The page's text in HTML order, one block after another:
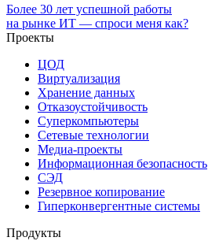
Более 30 лет успешной работы
на рынке ИТ — спроси меня как?
Проекты
ЦОД
Виртуализация
Хранение данных
Отказоустойчивость
Суперкомпьютеры
Сетевые технологии
Медиа-проекты
Информационная безопасность
СЭД
Резервное копирование
Гиперконвергентные системы
Продукты